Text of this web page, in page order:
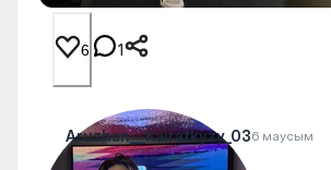
6 1
Aruzhan__Kairatkyzy_036 маусым